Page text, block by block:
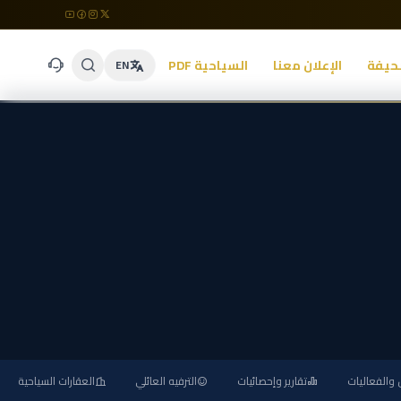
الإعلان معنا السياحية PDF EN
تقارير وإحصائيات الترفيه العائلي العقارات السياحية